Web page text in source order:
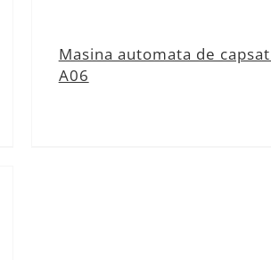
Masina automata de capsat
A06